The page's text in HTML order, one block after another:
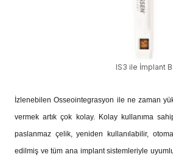
IS3 ile İmplant
İzlenebilen Osseointegrasyon ile ne zaman
vermek artık çok kolay. Kolay kullanıma
paslanmaz çelik, yeniden kullanılabilir,
edilmiş ve tüm ana implant sistemleriyle